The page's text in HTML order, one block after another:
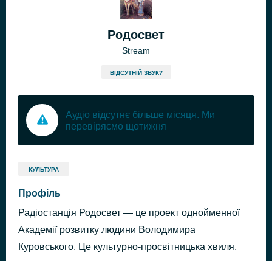
Родосвет
Stream
ВІДСУТНІЙ ЗВУК?
Аудіо відсутнє більше місяця. Ми
перевіряємо щотижня
КУЛЬТУРА
Профіль
Радіостанція Родосвет — це проект однойменної
Академії розвитку людини Володимира
Куровського. Це культурно-просвітницька хвиля,